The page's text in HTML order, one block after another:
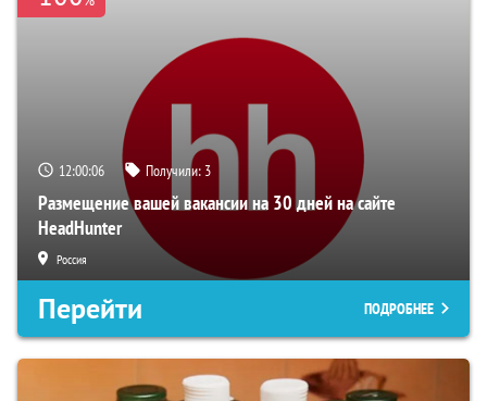
12:00:05 Получили: 3
Размещение вашей вакансии на 30 дней на сайте
HeadHunter
Россия
Перейти ПОДРОБНЕЕ